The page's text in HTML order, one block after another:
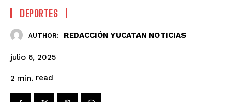
DEPORTES
AUTHOR: REDACCIÓN YUCATAN NOTICIAS
julio 6, 2025
2 min. read